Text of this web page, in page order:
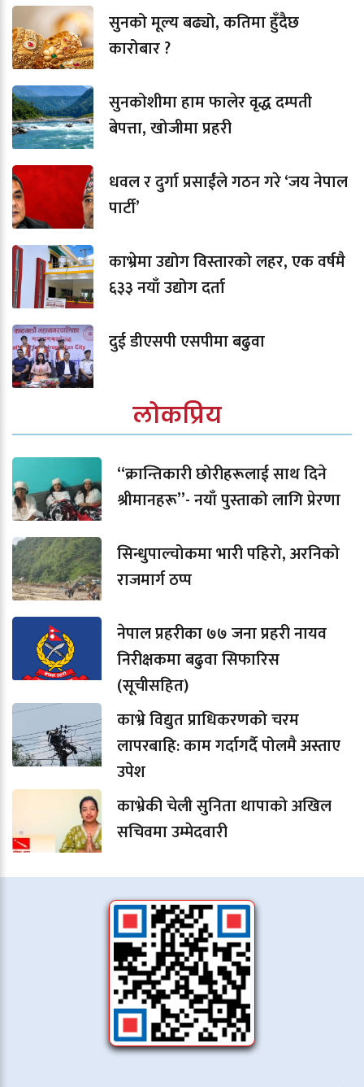
सुनको मूल्य बढ्यो, कतिमा हुँदैछ
कारोबार ?
सुनकोशीमा हाम फालेर वृद्ध दम्पती
बेपत्ता, खोजीमा प्रहरी
धवल र दुर्गा प्रसाईंले गठन गरे ‘जय नेपाल
पार्टी’
काभ्रेमा उद्योग विस्तारको लहर, एक वर्षमै
६३३ नयाँ उद्योग दर्ता
दुई डीएसपी एसपीमा बढुवा
लोकप्रिय
“क्रान्तिकारी छोरीहरूलाई साथ दिने
श्रीमानहरू”- नयाँ पुस्ताको लागि प्रेरणा
सिन्धुपाल्चोकमा भारी पहिरो, अरनिको
राजमार्ग ठप्प
नेपाल प्रहरीका ७७ जना प्रहरी नायव
निरीक्षकमा बढुवा सिफारिस
(सूचीसहित)
काभ्रे विद्युत प्राधिकरणको चरम
लापरबाहि: काम गर्दागर्दै पोलमै अस्ताए
उपेश
काभ्रेकी चेली सुनिता थापाको अखिल
सचिवमा उम्मेदवारी